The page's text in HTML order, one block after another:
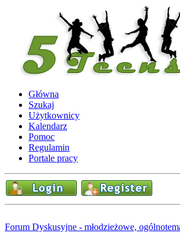
Główna
Szukaj
Użytkownicy
Kalendarz
Pomoc
Regulamin
Portale pracy
Forum Dyskusyjne - młodzieżowe,